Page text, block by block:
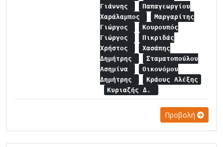
Γιάννης
Παπαγεωργίου
Χαράλαμπος
Μαργαρίτης
Γιώργος
Κουρουπός
Γιώργος
Πικριδάς
Χρήστος
Χασάπης
Δημήτρης
Σταματοπούλου
Ασημίνα
Οικονόμου
Δημήτρης
Κράους Αλέξης
Κυριαζής Δ.
Προβολή